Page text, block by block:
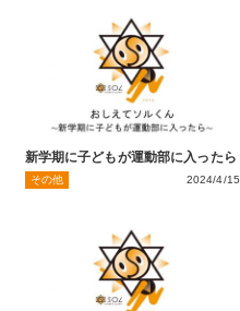
新学期に子どもが運動部に入ったら
その他 2024/4/15